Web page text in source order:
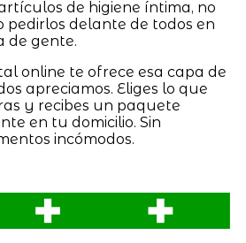
de higiene íntima, no
pedirlos delante de todos en
de gente.
online te ofrece esa capa de
apreciamos. Eliges lo que
y recibes un paquete
en tu domicilio. Sin
incómodos.